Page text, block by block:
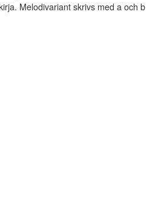
Melodivariant skrivs med a och b